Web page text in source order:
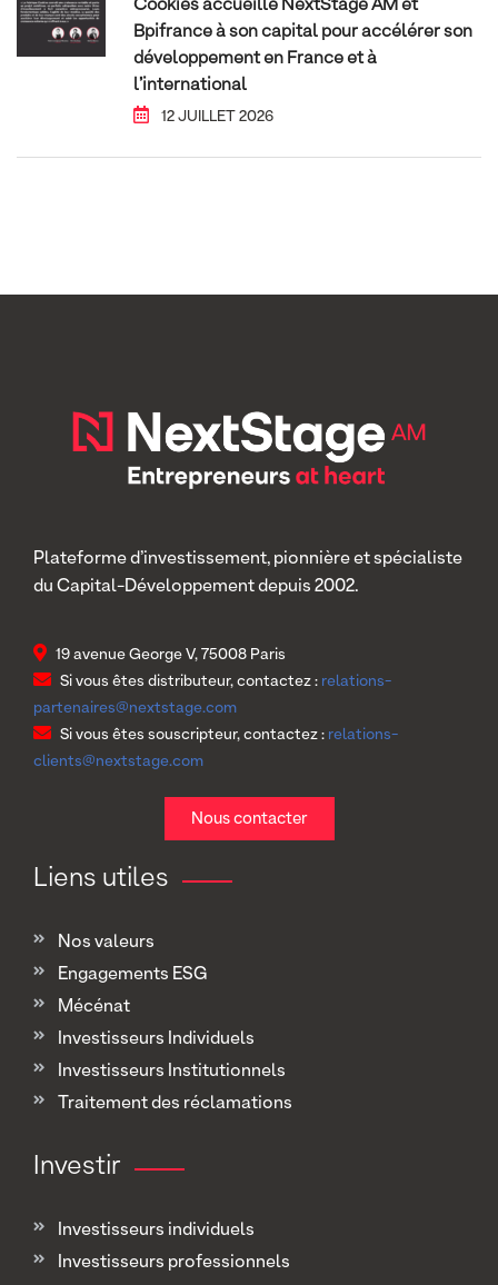
Cookies accueille NextStage AM et
Bpifrance à son capital pour accélérer son
développement en France et à
l’international
12 JUILLET 2026
Plateforme d’investissement, pionnière et spécialiste
du Capital-Développement depuis 2002.
19 avenue George V, 75008 Paris
Si vous êtes distributeur, contactez : relations-
partenaires@nextstage.com
Si vous êtes souscripteur, contactez : relations-
clients@nextstage.com
Nous contacter
Liens utiles
Nos valeurs
Engagements ESG
Mécénat
Investisseurs Individuels
Investisseurs Institutionnels
Traitement des réclamations
Investir
Investisseurs individuels
Investisseurs professionnels